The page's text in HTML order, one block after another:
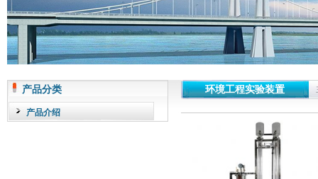
产品分类
产品介绍
环境工程实验装置